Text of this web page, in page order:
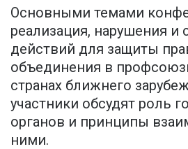
Основными темами
реализация, нарушения и
действий для защиты
объединения в
странах ближнего
участники обсудят роль
органов и принципы
ними.